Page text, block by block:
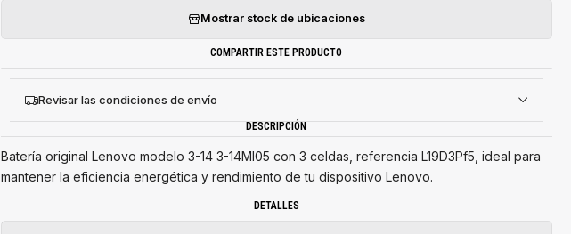
Mostrar stock de ubicaciones
COMPARTIR ESTE PRODUCTO
Revisar las condiciones de envío
DESCRIPCIÓN
Batería original Lenovo modelo 3-14 3-14Ml05 con 3 celdas, referencia L19D3Pf5, ideal para
mantener la eficiencia energética y rendimiento de tu dispositivo Lenovo.
DETALLES